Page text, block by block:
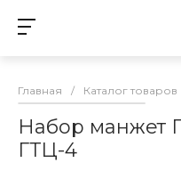
Главная / Каталог товаров
Набор манжет
ГТЦ-4